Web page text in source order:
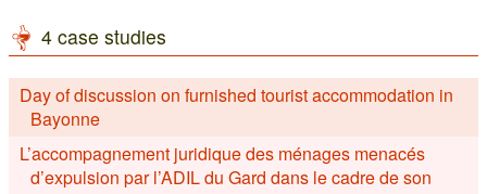
4 case studies
Day of discussion on furnished tourist accommodation in
Bayonne
L’accompagnement juridique des ménages menacés
d’expulsion par l’ADIL du Gard dans le cadre de son